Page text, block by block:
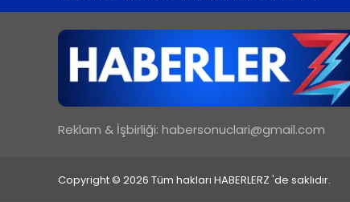
Reklam & İşbirliği: habersonuclari@gmail.com
Copyright © 2026 Tüm hakları HABERLERZ 'de saklıdır.